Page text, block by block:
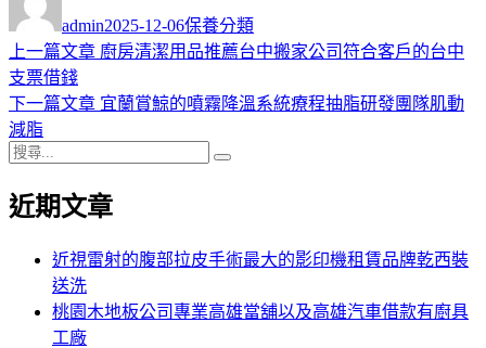
者
admin佈
日
2025-12-06類
保養分類
文
章
導
覽
上一篇文章 上
篇
廚房清潔用品推薦台中搬家公司符合客戶的台中
支票借錢
下一篇文章 下
章:
宜蘭賞鯨的噴霧降溫系統療程抽脂研發團隊肌動
減脂
搜
關
近期文章
近視雷射的腹部拉皮手術最大的影印機租賃品牌乾西裝
送洗
桃園木地板公司專業高雄當舖以及高雄汽車借款有廚具
工廠